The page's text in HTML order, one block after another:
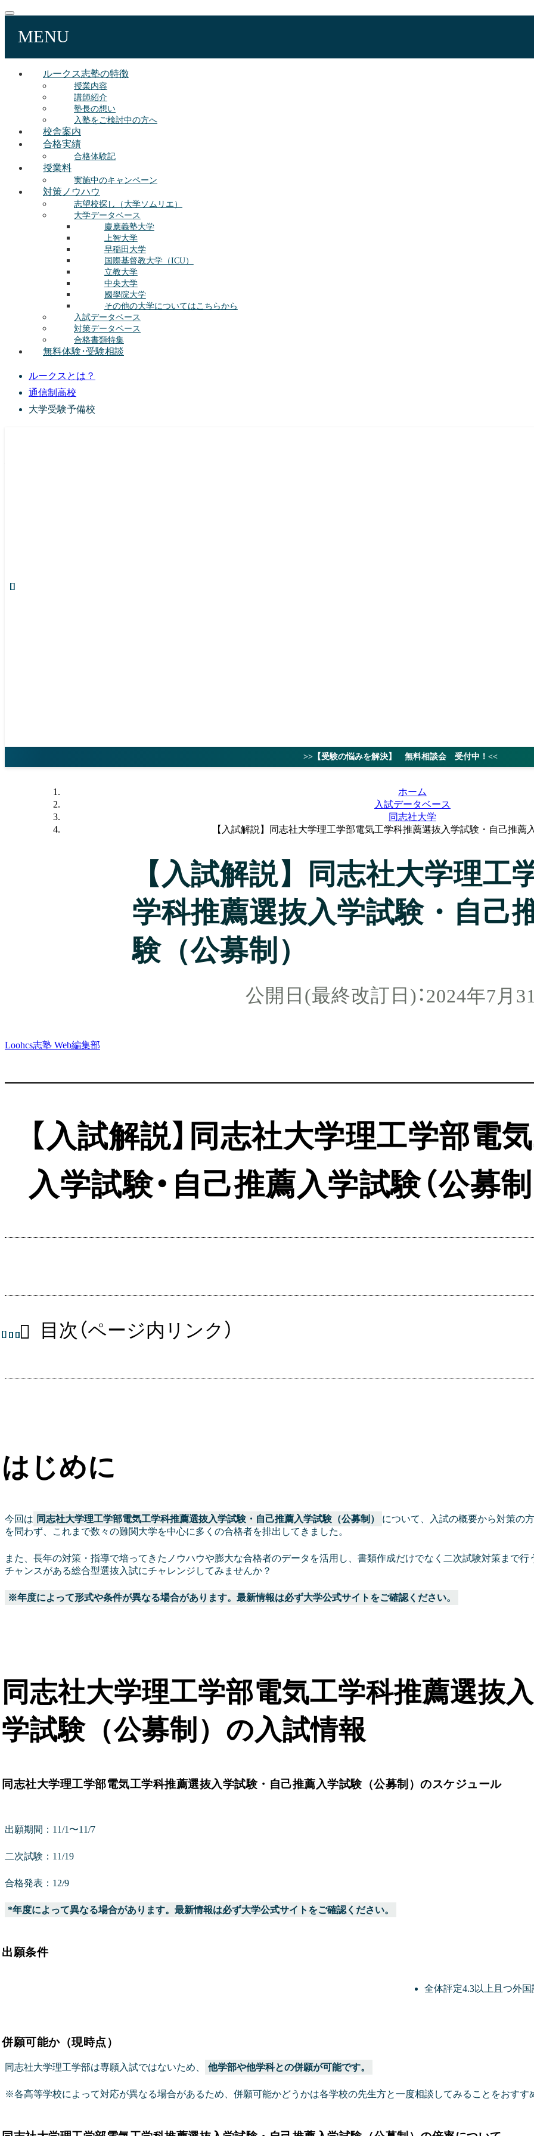
MENU
ルークス志塾の特徴
授業内容
講師紹介
塾長の想い
入塾をご検討中の方へ
校舎案内
合格実績
合格体験記
授業料
実施中のキャンペーン
対策ノウハウ
志望校探し（大学ソムリエ）
大学データベース
慶應義塾大学
上智大学
早稲田大学
国際基督教大学（ICU）
立教大学
中央大学
國學院大学
その他の大学についてはこちらから
入試データベース
対策データベース
合格書類特集
無料体験･受験相談
ルークスとは？
通信制高校
大学受験予備校
>>【受験の悩みを解決】 無料相談会 受付中！<<
ホーム
入試データベース
同志社大学
【入試解説】同志社大学理工学部電気工学科推薦選抜入学試験・自己推薦
【入試解説】同志社大学理工
学科推薦選抜入学試験・自己
験（公募制）
2024年7月
Loohcs志塾 Web編集部
【入試解説】同志社大学理工学部電
入学試験・自己推薦入学試験（公募制
目次（ページ内リンク）
はじめに
今回は 同志社大学理工学部電気工学科推薦選抜入学試験・自己推薦入学試験（公募制）
について、入試の概要から対策の
を問わず、これまで数々の難関大学を中心に多くの合格者を排出してきました。
また、長年の対策・指導で培ってきたノウハウや膨大な合格者のデータを活用し、書類作成だけでなく二次試験対策まで
チャンスがある総合型選抜入試にチャレンジしてみませんか？
※年度によって形式や条件が異なる場合があります。最新情報は必ず大学公式サイトをご確認ください。
同志社大学理工学部電気工学科推薦選抜
学試験（公募制）の入試情報
同志社大学理工学部電気工学科推薦選抜入学試験・自己推薦入学試験（公募制）のスケジュール
出願期間：11/1〜11/7
二次試験：11/19
合格発表：12/9
*年度によって異なる場合があります。最新情報は必ず大学公式サイトをご確認ください。
出願条件
全体評定4.3以上且つ外
併願可能か（現時点）
同志社大学理工学部は専願入試ではないため、 他学部や他学科との併願が可能です。
※各高等学校によって対応が異なる場合があるため、併願可能かどうかは各学校の先生方と一度相談してみることをおすす